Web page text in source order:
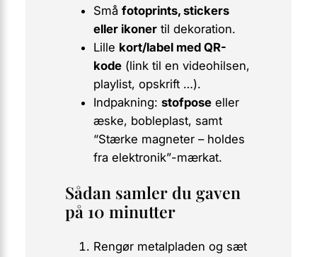
Små fotoprints, stickers
eller ikonertil dekoration.
Lille kort/label med QR-
kode(link til en videohilsen,
playlist, opskrift …).
Indpakning: stofposeeller
æske, bobleplast, samt
“Stærke magneter – holdes
fra elektronik”-mærkat.
Sådan samler du gaven
på 10 minutter
Rengør metalpladen og sæt